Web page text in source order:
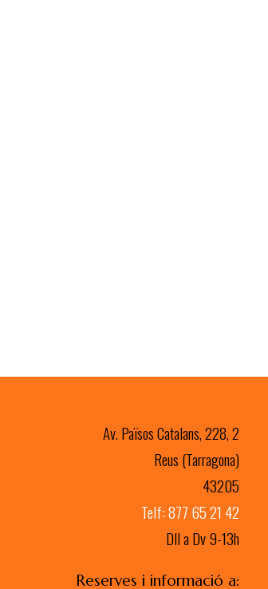
Av. Països Catalans, 228, 2
Reus (Tarragona)
43205
Telf: 877 65 21 42
Dll a Dv 9-13h
Reserves i informació a: